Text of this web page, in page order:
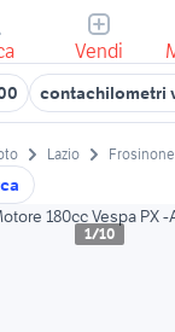
Vendi
contachilometri
Lazio
1/10